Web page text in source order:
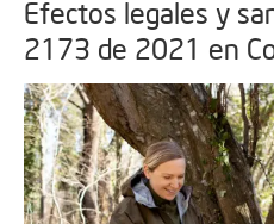
Efectos legales y
2173 de 2021 en